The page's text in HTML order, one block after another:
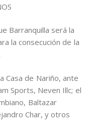
Barranquilla será la
la consecución de la
Casa de Nariño, ante
Sports, Neven Illc; el
Baltazar
Char, y otros